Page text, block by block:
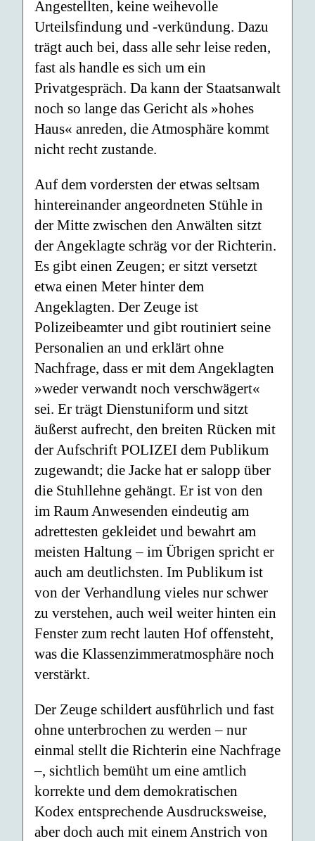
Angestellten, keine weihevolle
Urteilsfindung und -verkündung. Dazu
trägt auch bei, dass alle sehr leise reden,
fast als handle es sich um ein
Privatgespräch. Da kann der Staatsanwalt
noch so lange das Gericht als »hohes
Haus« anreden, die Atmosphäre kommt
nicht recht zustande.
Auf dem vordersten der etwas seltsam
hintereinander angeordneten Stühle in
der Mitte zwischen den Anwälten sitzt
der Angeklagte schräg vor der Richterin.
Es gibt einen Zeugen; er sitzt versetzt
etwa einen Meter hinter dem
Angeklagten. Der Zeuge ist
Polizeibeamter und gibt routiniert seine
Personalien an und erklärt ohne
Nachfrage, dass er mit dem Angeklagten
»weder verwandt noch verschwägert«
sei. Er trägt Dienstuniform und sitzt
äußerst aufrecht, den breiten Rücken mit
der Aufschrift POLIZEI dem Publikum
zugewandt; die Jacke hat er salopp über
die Stuhllehne gehängt. Er ist von den
im Raum Anwesenden eindeutig am
adrettesten gekleidet und bewahrt am
meisten Haltung – im Übrigen spricht er
auch am deutlichsten. Im Publikum ist
von der Verhandlung vieles nur schwer
zu verstehen, auch weil weiter hinten ein
Fenster zum recht lauten Hof offensteht,
was die Klassenzimmeratmosphäre noch
verstärkt.
Der Zeuge schildert ausführlich und fast
ohne unterbrochen zu werden – nur
einmal stellt die Richterin eine Nachfrage
–, sichtlich bemüht um eine amtlich
korrekte und dem demokratischen
Kodex entsprechende Ausdrucksweise,
aber doch auch mit einem Anstrich von